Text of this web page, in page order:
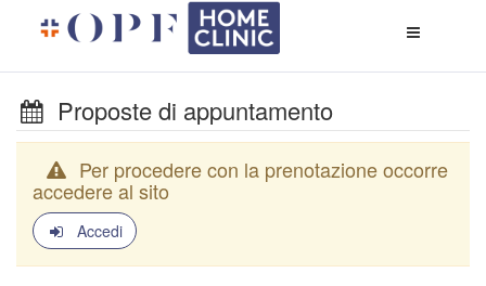
di
Proposte di appuntamento
Per procedere con la prenotazione occorre
accedere al sito
Accedi